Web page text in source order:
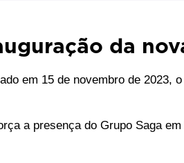
da
em 15 de novembro de 2023,
a presença do Grupo Saga